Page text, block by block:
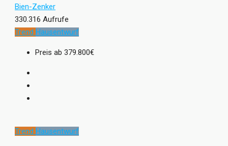
Bien-Zenker
330.316 Aufrufe
Trend Hausentwurf
Preis ab 379.800€
Trend Hausentwurf